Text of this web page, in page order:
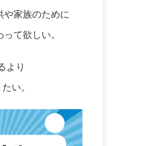
や家族のために
て欲しい。
より
い。